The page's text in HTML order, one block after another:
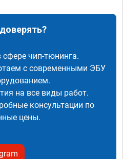
чип-тюнинга.
с современными ЭБУ
на все виды работ.
консультации по
цены.